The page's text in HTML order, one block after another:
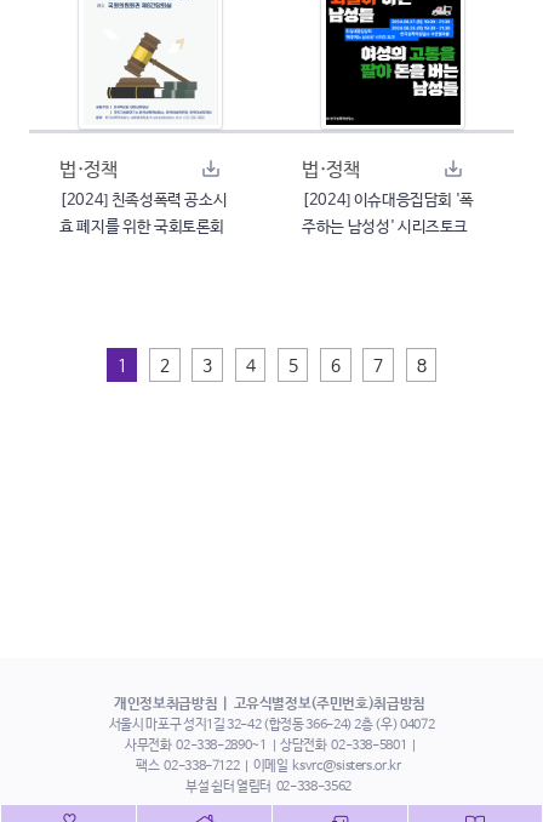
법·정책
[2024] 친족성폭력 공소시
효 폐지를 위한 국회토론회
법·정책
[2024] 이슈대응집담회 '폭
주하는 남성성' 시리즈토크
1 2 3 4 5 6 7 8
개인정보취급방침 고유식별정보(주민번호)취급방침
서울시 마포구 성지1길 32-42 (합정동 366-24) 2층 (우) 04072
사무전화 02-338-2890~1 상담전화 02-338-5801
팩스 02-338-7122 이메일 ksvrc@sisters.or.kr
부설 쉼터 열림터 02-338-3562